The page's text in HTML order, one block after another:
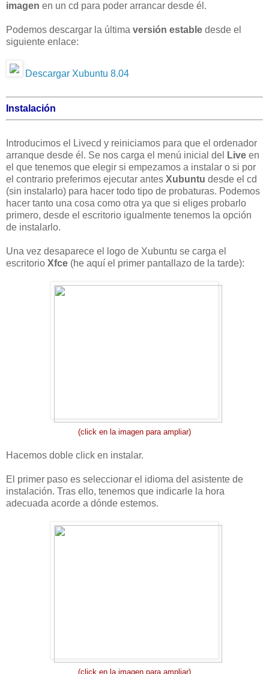
imagen en un cd para poder arrancar desde él.
Podemos descargar la última versión estable desde el
siguiente enlace:
Descargar Xubuntu 8.04
Instalación
Introducimos el Livecd y reiniciamos para que el ordenador
arranque desde él. Se nos carga el menú inicial del
Live en
el que tenemos que elegir si empezamos a instalar o si por
el contrario preferimos ejecutar antes Xubuntu desde el cd
(sin instalarlo) para hacer todo tipo de probaturas. Podemos
hacer tanto una cosa como otra ya que si eliges probarlo
primero, desde el escritorio igualmente tenemos la opción
de instalarlo.
Una vez desaparece el logo de Xubuntu se carga el
escritorio Xfce (he aquí el primer pantallazo de la tarde):
(click en la imagen para ampliar)
Hacemos doble click en instalar.
El primer paso es seleccionar el idioma del asistente de
instalación. Tras ello, tenemos que indicarle la hora
adecuada acorde a dónde estemos.
(click en la imagen para ampliar)